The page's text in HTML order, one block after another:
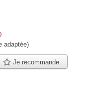
adaptée)
Je recommande